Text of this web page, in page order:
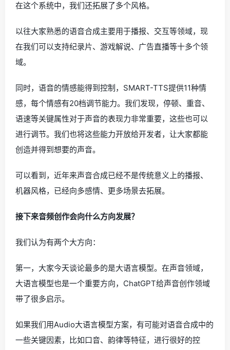
在这个系统中，我们还拓展了多个风格。
以往大家熟悉的语音合成主要用于播报、交互等领域，现
在我们可以支持纪录片、游戏解说、广告直播等十多个领
域。
同时，语音的情感能得到控制，SMART-TTS提供11种情
感，每个情感有20档调节能力。我们发现，停顿、重音、
语速等关键属性对于声音的表现力非常重要，这些也可以
进行调节。我们也将这些能力开放给开发者，让大家都能
创造并得到想要的声音。
可以看到，近年来声音合成已经不是传统意义上的播报、
机器风格，已经向多感情、更多场景去拓展。
接下来音频创作会向什么方向发展？
我们认为有两个大方向：
第一，大家今天谈论最多的是大语言模型。在声音领域，
大语言模型也是一个重要方向，ChatGPT给声音创作领域
带了很多启示。
如果我们用Audio大语言模型方案，有可能对语音合成中的
一些关键因素，比如口音、韵律等特征，进行很好的控